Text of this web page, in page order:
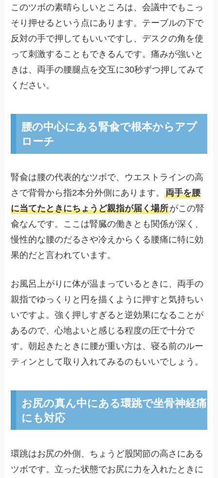
このツボの素晴らしいところは、会議中でもこっ
そり押せるという点にあります。テーブルの下で
反対の手で押してもいいですし、デスクの角を使
って刺激することもできるんです。痛みが強いと
きは、両手の腰腿点を交互に30秒ずつ押してみて
ください。
腰の中心にある腎兪で根本からアプ
ローチ
腎兪は腰の代表的なツボで、ウエストラインの高
さで背骨から指2本分外側にあります。両手を腰
に当てたときにちょうど親指が届く場所がこの腎
兪なんです。ここは腎臓の働きとも関係が深く、
慢性的な腰のだるさや冷えからくる腰痛に特に効
果的だと言われています。
お風呂上がりに体が温まっているときに、両手の
親指でゆっくりと円を描くように押すと気持ちい
いですよ。強く押しすぎると逆効果になることが
あるので、心地よいと感じる程度の圧で十分で
す。朝起きたときに腰が重い方は、寝る前のルー
ティンとして取り入れてみるのもいいでしょう。
お尻の真ん中にある環跳で坐骨神経痛
にも対応
環跳はお尻の外側、ちょうど股関節の高さにある
ツボです。立った状態でお尻に力を入れたときに